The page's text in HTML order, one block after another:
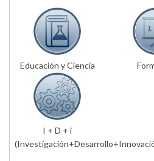
Educación y Ciencia
I + D + i